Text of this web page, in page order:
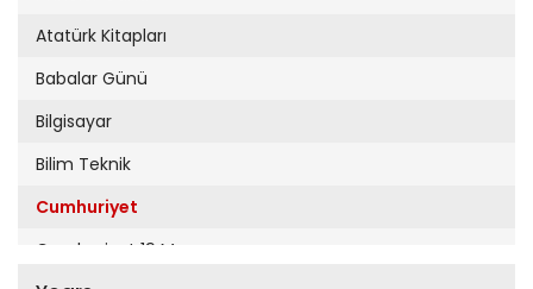
Atatürk Kitapları
Babalar Günü
Bilgisayar
Bilim Teknik
Cumhuriyet
Cumhuriyet 19 Mayıs